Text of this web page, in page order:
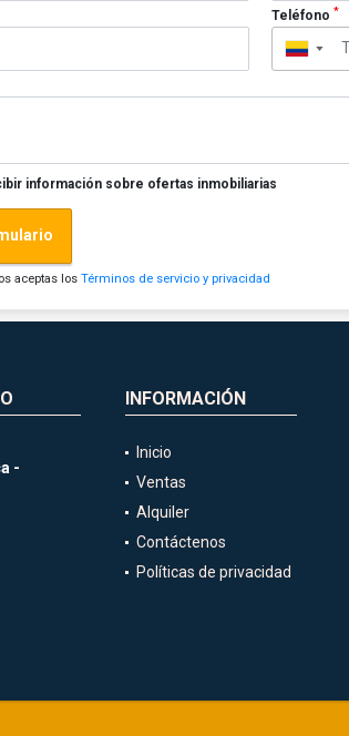
Teléfono *
▼
información sobre ofertas inmobiliarias
aceptas losTérminos de servicio y privacidad
-
INFORMACIÓN
Inicio
Ventas
Alquiler
Contáctenos
Políticas de privacidad